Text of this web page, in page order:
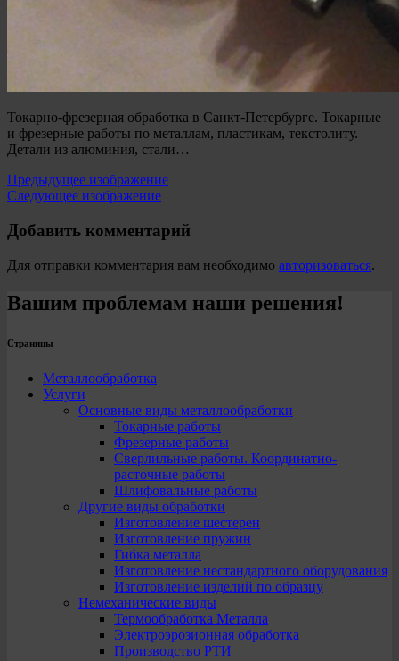
Токарно-фрезерная обработка в Санкт-Петербурге. Токарные
и фрезерные работы по металлам, пластикам, текстолиту.
Детали из алюминия, стали…
Предыдущее изображение
Следующее изображение
Добавить комментарий
Для отправки комментария вам необходимо авторизоваться.
Вашим проблемам наши решения!
Страницы
Металлообработка
Услуги
Основные виды металлообработки
Токарные работы
Фрезерные работы
Сверлильные работы. Координатно-
расточные работы
Шлифовальные работы
Другие виды обработки
Изготовление шестерен
Изготовление пружин
Гибка металла
Изготовление нестандартного оборудования
Изготовление изделий по образцу
Немеханические виды
Термообработка Металла
Электроэрозионная обработка
Производство РТИ